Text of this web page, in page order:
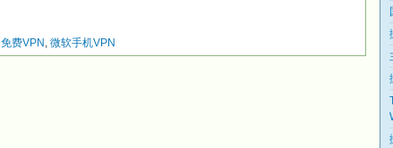
免费VPN , 微软手机VPN